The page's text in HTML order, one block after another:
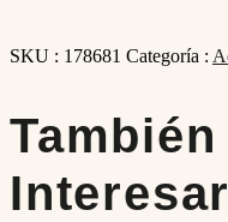
SKU : 178681 Categoría :